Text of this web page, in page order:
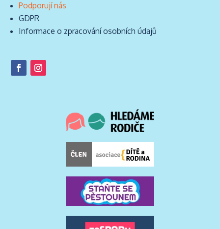
Podporují nás
GDPR
Informace o zpracování osobních údajů